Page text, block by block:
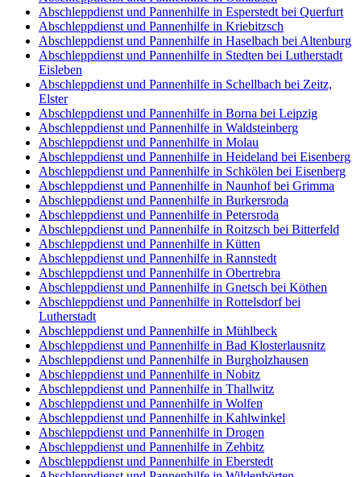
Abschleppdienst und Pannenhilfe in Esperstedt bei Querfurt
Abschleppdienst und Pannenhilfe in Kriebitzsch
Abschleppdienst und Pannenhilfe in Haselbach bei Altenburg
Abschleppdienst und Pannenhilfe in Stedten bei Lutherstadt
Eisleben
Abschleppdienst und Pannenhilfe in Schellbach bei Zeitz,
Elster
Abschleppdienst und Pannenhilfe in Borna bei Leipzig
Abschleppdienst und Pannenhilfe in Waldsteinberg
Abschleppdienst und Pannenhilfe in Molau
Abschleppdienst und Pannenhilfe in Heideland bei Eisenberg
Abschleppdienst und Pannenhilfe in Schkölen bei Eisenberg
Abschleppdienst und Pannenhilfe in Naunhof bei Grimma
Abschleppdienst und Pannenhilfe in Burkersroda
Abschleppdienst und Pannenhilfe in Petersroda
Abschleppdienst und Pannenhilfe in Roitzsch bei Bitterfeld
Abschleppdienst und Pannenhilfe in Kütten
Abschleppdienst und Pannenhilfe in Rannstedt
Abschleppdienst und Pannenhilfe in Obertrebra
Abschleppdienst und Pannenhilfe in Gnetsch bei Köthen
Abschleppdienst und Pannenhilfe in Rottelsdorf bei
Lutherstadt
Abschleppdienst und Pannenhilfe in Mühlbeck
Abschleppdienst und Pannenhilfe in Bad Klosterlausnitz
Abschleppdienst und Pannenhilfe in Burgholzhausen
Abschleppdienst und Pannenhilfe in Nobitz
Abschleppdienst und Pannenhilfe in Thallwitz
Abschleppdienst und Pannenhilfe in Wolfen
Abschleppdienst und Pannenhilfe in Kahlwinkel
Abschleppdienst und Pannenhilfe in Drogen
Abschleppdienst und Pannenhilfe in Zehbitz
Abschleppdienst und Pannenhilfe in Eberstedt